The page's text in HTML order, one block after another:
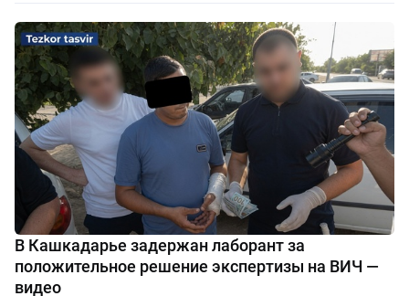
В Кашкадарье задержан лаборант за
положительное решение экспертизы на ВИЧ —
видео